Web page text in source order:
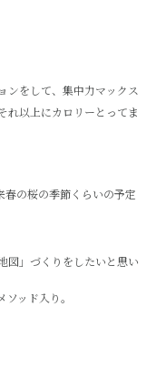
をして、集中力マックス
れ以上にカロリーとってま
の桜の季節くらいの予定
図」づくりをしたいと思い
ッド入り。